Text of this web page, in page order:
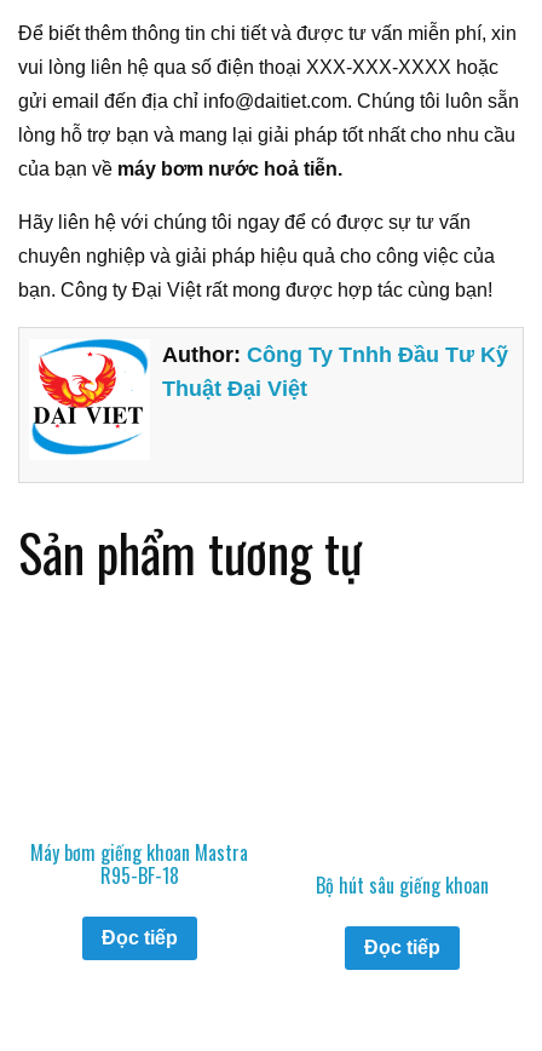
Để biết thêm thông tin chi tiết và được tư vấn miễn phí, xin
vui lòng liên hệ qua số điện thoại XXX-XXX-XXXX hoặc
gửi email đến địa chỉ info@daitiet.com. Chúng tôi luôn sẵn
lòng hỗ trợ bạn và mang lại giải pháp tốt nhất cho nhu cầu
của bạn về máy bơm nước hoả tiễn.
Hãy liên hệ với chúng tôi ngay để có được sự tư vấn
chuyên nghiệp và giải pháp hiệu quả cho công việc của
bạn. Công ty Đại Việt rất mong được hợp tác cùng bạn!
Author:Công Ty Tnhh Đầu Tư Kỹ
Thuật Đại Việt
Sản phẩm tương tự
Máy bơm giếng khoan Mastra
R95-BF-18
Đọc tiếp
Bộ hút sâu giếng khoan
Đọc tiếp